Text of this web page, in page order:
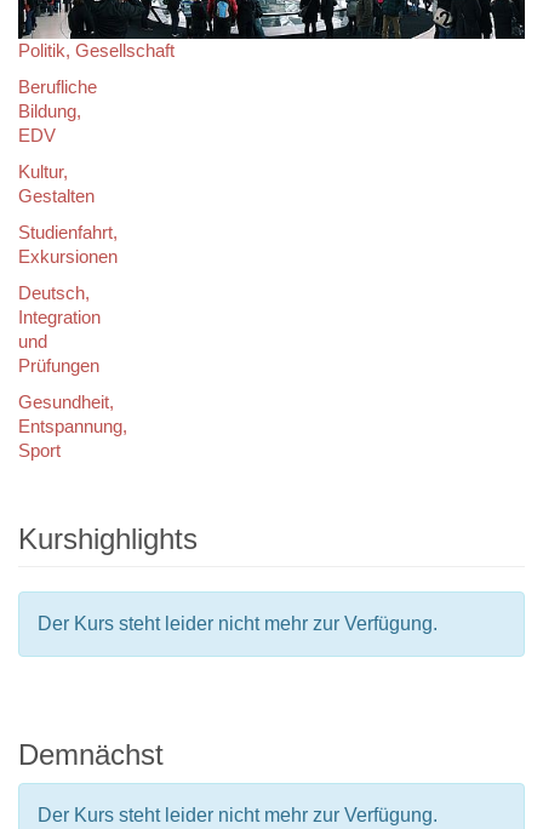
Politik, Gesellschaft
Berufliche
Bildung,
EDV
Kultur,
Gestalten
Studienfahrt,
Exkursionen
Deutsch,
Integration
und
Prüfungen
Gesundheit,
Entspannung,
Sport
Kurshighlights
Der Kurs steht leider nicht mehr zur Verfügung.
Demnächst
Der Kurs steht leider nicht mehr zur Verfügung.